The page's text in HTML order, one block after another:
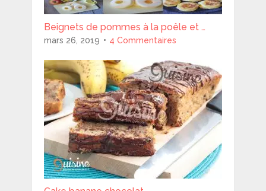
Beignets de pommes à la poêle et …
mars 26, 2019 4 Commentaires